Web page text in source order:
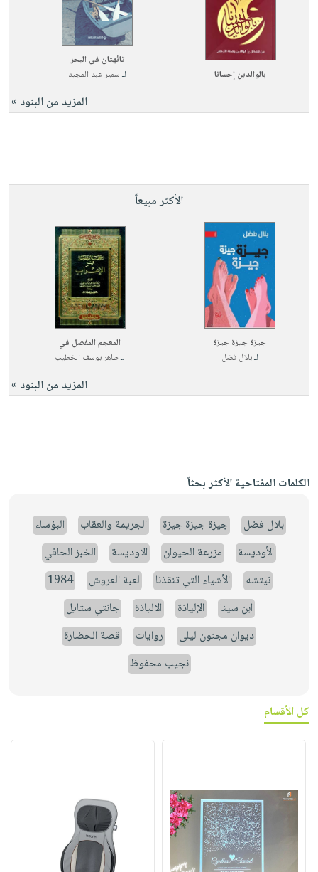
بالوالدين إحسانا
تائهتان في البحر
لـسمير عبد المجيد
المزيد من البنود »
الأكثر مبيعاً
جيزة جيزة جيزة
لـبلال فضل
المعجم المفصل في
لـطاهر يوسف الخطيب
المزيد من البنود »
الكلمات المفتاحية الأكثر بحثاً
بلال فضل جيزة جيزة جيزة الجريمة والعقاب
البؤساء
الأوديسة
مزرعة الحيوان الاوديسة
الخبز الحافي
نيتشه
الأشياء التي تنقذنا لعبة العروش
1984
ابن سينا
الإلياذة الالياذة
جانتي ستايل
ديوان مجنون ليلى
روايات
قصة الحضارة
نجيب محفوظ
كل الأقسام